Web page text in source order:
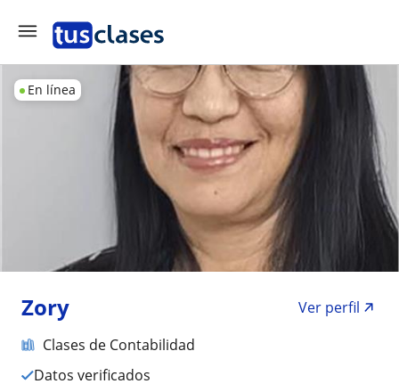
En línea
Zory
Ver perfil
Clases de Contabilidad
Datos verificados